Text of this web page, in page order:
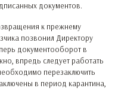
документов.
к прежнему
позвонил Директору
документооборот в
впредь следует работать
перезаключить
в период карантина,